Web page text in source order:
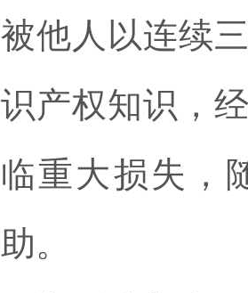
被他人以连续
识产权知识，
临重大损失，
助。